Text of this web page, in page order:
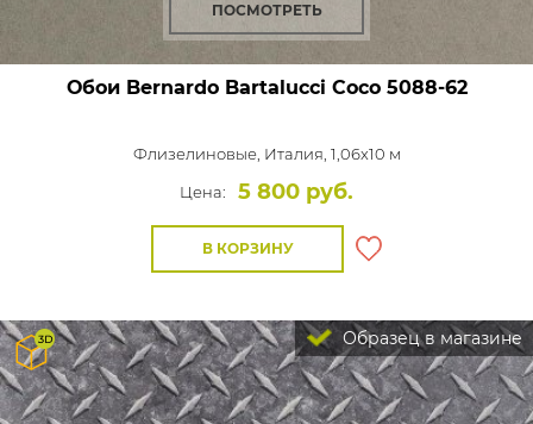
ПОСМОТРЕТЬ
Обои Bernardo Bartalucci Coco5088-62
Флизелиновые, Италия, 1,06x10 м
Цена:
5 800 руб.
В КОРЗИНУ
Образец в магазине